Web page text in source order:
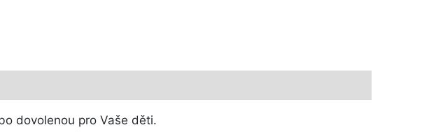
dovolenou pro Vaše děti.